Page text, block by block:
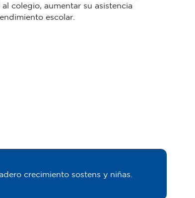
colegio, aumentar su asistencia
escolar.
crecimiento sostens y niñas.